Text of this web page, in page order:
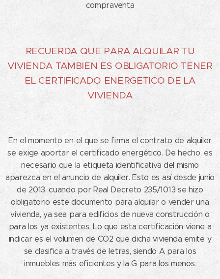
compraventa
RECUERDA QUE PARA ALQUILAR TU
VIVIENDA TAMBIEN ES OBLIGATORIO TENER
EL CERTIFICADO ENERGETICO DE LA
VIVIENDA
En el momento en el que se firma el contrato de alquiler
se exige aportar el certificado energético. De hecho, es
necesario que la etiqueta identificativa del mismo
aparezca en el anuncio de alquiler. Esto es así desde junio
de 2013, cuando por Real Decreto 235/1013 se hizo
obligatorio este documento para alquilar o vender una
vivienda, ya sea para edificios de nueva construcción o
para los ya existentes. Lo que esta certificación viene a
indicar es el volumen de CO2 que dicha vivienda emite y
se clasifica a través de letras, siendo A para los
inmuebles más eficientes y la G para los menos.